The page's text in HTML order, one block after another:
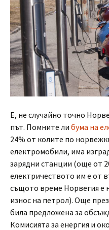
Е, не случайно точно
път. Помните ли бума на
24% от колите по
електромобили, има
зарядни станции (още от
електричеството им е от
същото време Норвегия е
износ на петрол). Още
била предложена за
Комисията за енергия и